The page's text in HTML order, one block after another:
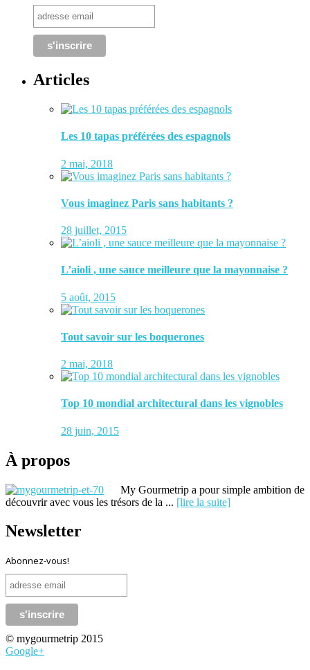
Articles
Les 10 tapas préférées des espagnols
2 mai, 2018
Vous imaginez Paris sans habitants ?
28 juillet, 2015
L’aioli , une sauce meilleure que la mayonnaise ?
5 août, 2015
Tout savoir sur les boquerones
2 mai, 2018
Top 10 mondial architectural dans les vignobles
28 juin, 2015
À propos
My Gourmetrip a pour simple ambition de
découvrir avec vous les trésors de la ... [lire la suite]
Newsletter
Abonnez-vous!
© mygourmetrip 2015
Google+